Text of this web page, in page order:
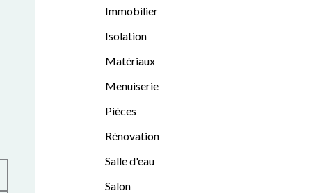
Immobilier
Isolation
Matériaux
Menuiserie
Pièces
Rénovation
Salle d'eau
Salon